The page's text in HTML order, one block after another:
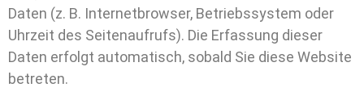
Daten (z. B. Internetbrowser, Betriebssystem oder
Uhrzeit des Seitenaufrufs). Die Erfassung dieser
Daten erfolgt automatisch, sobald Sie diese Website
betreten.